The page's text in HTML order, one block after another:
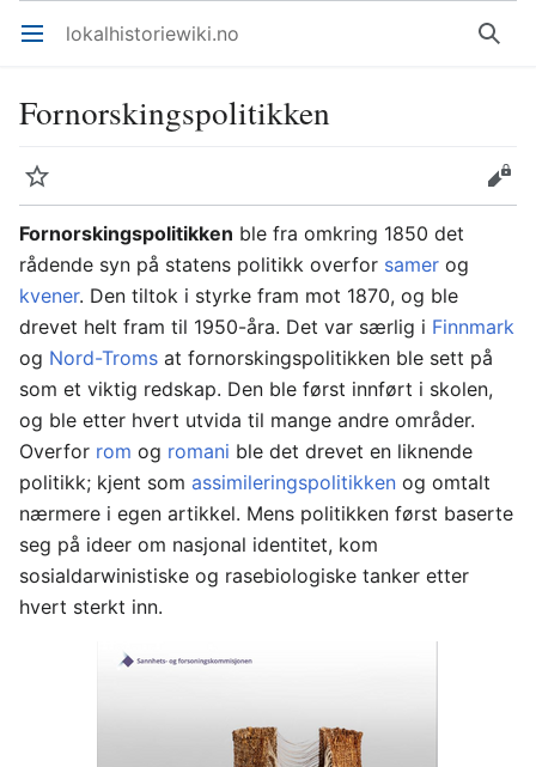
Åpne hovedmenyen lokalhistoriewiki.no Søk
Fornorskingspolitikken
Overvåk
Rediger
Fornorskingspolitikken ble fra omkring 1850 det
rådende syn på statens politikk overfor samer og
kvener. Den tiltok i styrke fram mot 1870, og ble
drevet helt fram til 1950-åra. Det var særlig i Finnmark
og Nord-Troms at fornorskingspolitikken ble sett på
som et viktig redskap. Den ble først innført i skolen,
og ble etter hvert utvida til mange andre områder.
Overfor rom og romani ble det drevet en liknende
politikk; kjent som assimileringspolitikken og omtalt
nærmere i egen artikkel. Mens politikken først baserte
seg på ideer om nasjonal identitet, kom
sosialdarwinistiske og rasebiologiske tanker etter
hvert sterkt inn.